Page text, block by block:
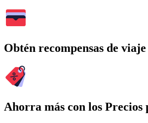
Obtén recompensas de
Ahorra más con los Precios